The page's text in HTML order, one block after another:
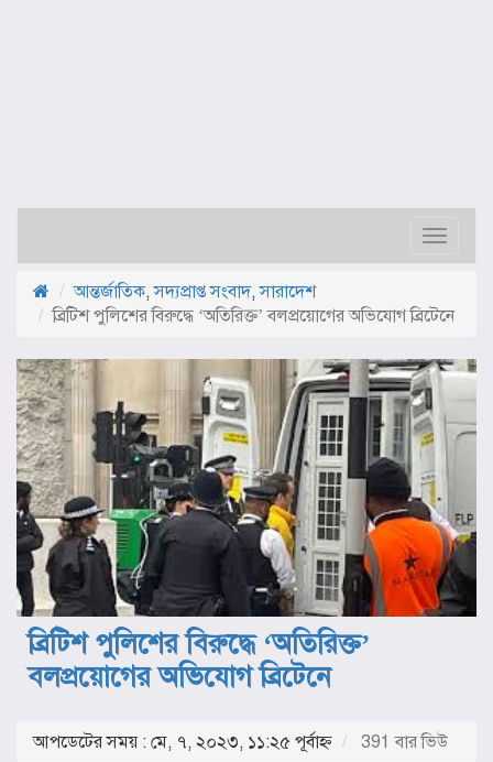
Toggle
আন্তর্জাতিক,সদ্যপ্রাপ্ত সংবাদ,সারাদেশ
ব্রিটিশ পুলিশের বিরুদ্ধে ‘অতিরিক্ত’ বলপ্রয়োগের অভিযোগ ব্রিটেনে
ব্রিটিশ পুলিশের বিরুদ্ধে ‘অতিরিক্ত’
বলপ্রয়োগের অভিযোগ ব্রিটেনে
আপডেটের সময় : মে, ৭, ২০২৩, ১১:২৫ পূর্বাহ্ণ 391 বার ভিউ